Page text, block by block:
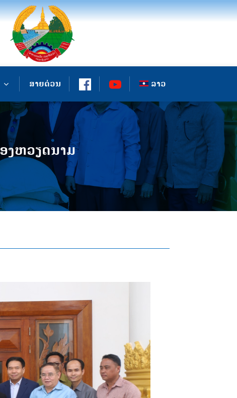
ສາຍດ່ວນ ລາວ
ງຫວຽດນາມ